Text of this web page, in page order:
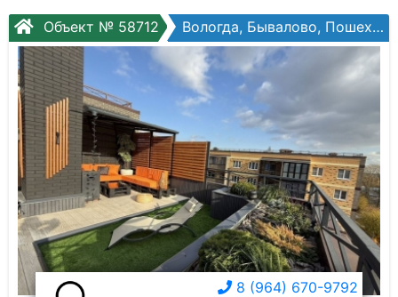
Объект № 58712 Вологда, Бывалово, Пошехонское шоссе, №38е
8 (964) 670-9792